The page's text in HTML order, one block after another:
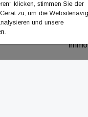
klicken, stimmen Sie der
zu, um die
und unsere